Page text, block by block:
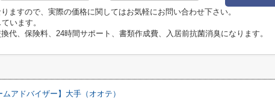
ますので、実際の価格に関してはお気軽にお問い合わせ下さい。
います。
代、保険料、24時間サポート、書類作成費、入居前抗菌消臭になります。
ムアドバイザー】大手（オオテ）